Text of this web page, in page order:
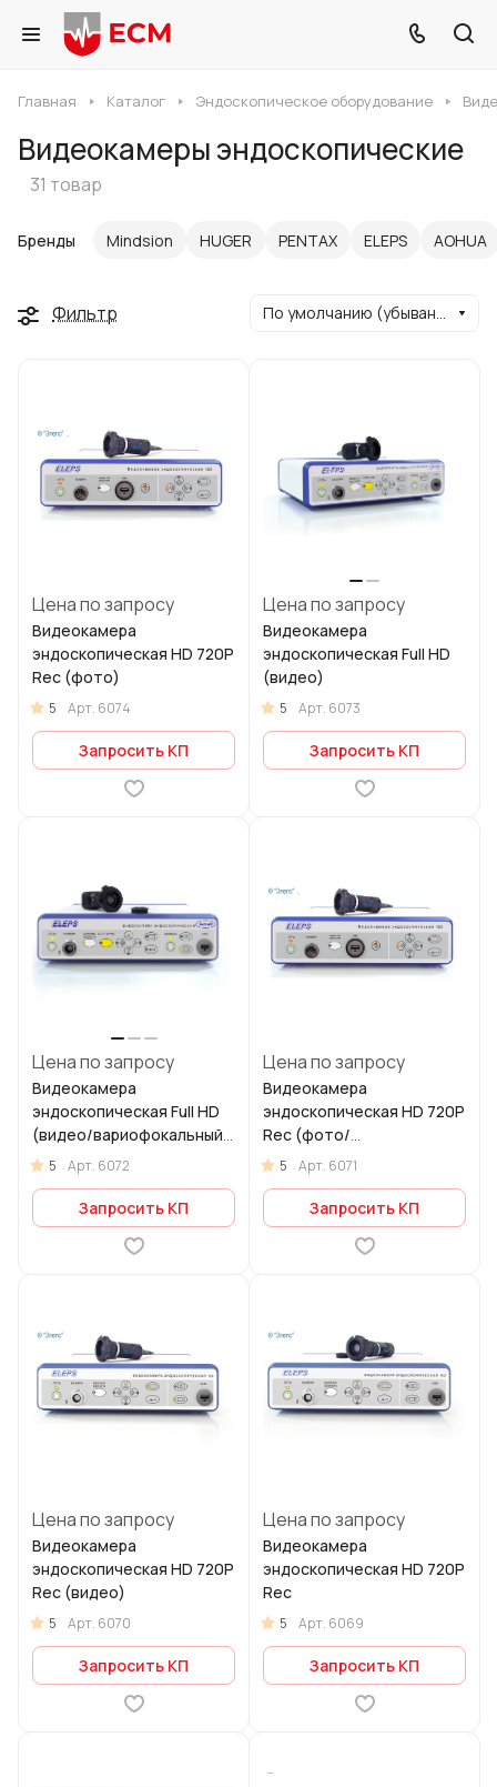
Главная Каталог Эндоскопическое оборудование
Видеокамеры эндоскопические
31 товар
Бренды Mindsion HUGER PENTAX ELEPS AOHUA
Фильтр По умолчанию (убывание)
Цена по запросу
Видеокамера
эндоскопическая HD 720P
Rec (фото)
5 Арт. 6074
Запросить КП
Цена по запросу
Видеокамера
эндоскопическая Full HD
(видео)
5 Арт. 6073
Запросить КП
Цена по запросу
Видеокамера
эндоскопическая Full HD
(видео/вариофокальный
объектив)
5 Арт. 6072
Запросить КП
Цена по запросу
Видеокамера
эндоскопическая HD 720P
Rec (фото/
вариофокальный
объектив)
5 Арт. 6071
Запросить КП
Цена по запросу
Видеокамера
эндоскопическая HD 720P
Rec (видео)
5 Арт. 6070
Запросить КП
Цена по запросу
Видеокамера
эндоскопическая HD 720P
Rec
5 Арт. 6069
Запросить КП